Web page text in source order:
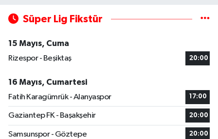
Süper Lig Fikstür
15 Mayıs, Cuma
Rizespor - Beşiktaş
20:00
16 Mayıs, Cumartesi
Fatih Karagümrük - Alanyaspor
17:00
Gaziantep FK - Başakşehir 20:00
Samsunspor - Göztepe 20:00